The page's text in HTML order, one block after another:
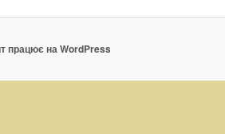
працює на WordPress